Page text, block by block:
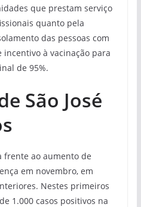
que prestam serviço
quanto pela
das pessoas com
à vacinação para
de 95%.
São José
frente ao aumento de
em novembro, em
Nestes primeiros
1.000 casos positivos na